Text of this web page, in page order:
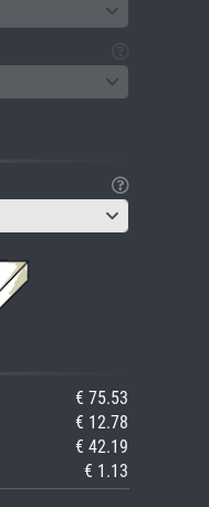
€ 75.53
€ 12.78
€ 42.19
€ 1.13